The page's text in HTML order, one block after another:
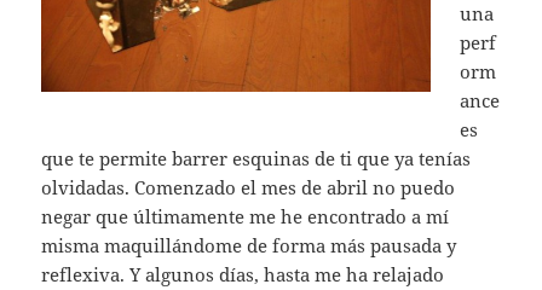
una
perf
orm
ance
es
que te permite barrer esquinas de ti que ya tenías
olvidadas. Comenzado el mes de abril no puedo
negar que últimamente me he encontrado a mí
misma maquillándome de forma más pausada y
reflexiva. Y algunos días, hasta me ha relajado